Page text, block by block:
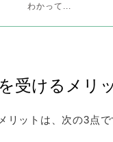
わかって...
受けるメリ
リットは、次の3点で